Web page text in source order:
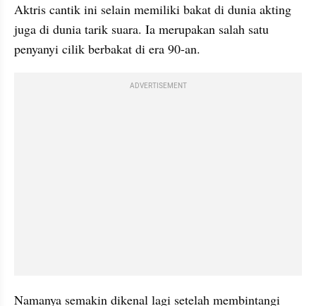
Aktris cantik ini selain memiliki bakat di dunia akting
juga di dunia tarik suara. Ia merupakan salah satu
penyanyi cilik berbakat di era 90-an.
ADVERTISEMENT
Namanya semakin dikenal lagi setelah membintangi